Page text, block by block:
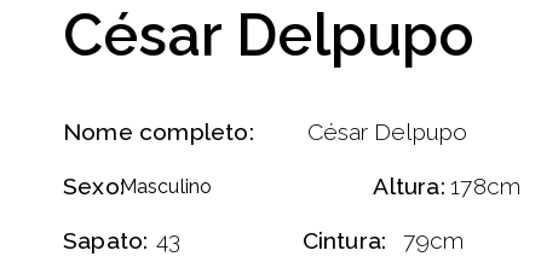
César Delpupo
Nome completo: César Delpupo
Sexo:Masculino Altura: 178cm
Sapato: 43 Cintura: 79cm